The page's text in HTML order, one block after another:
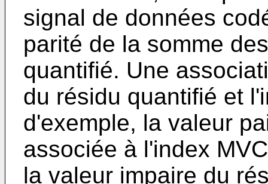
signal de données
parité de la somme
quantifié. Une
du résidu quantifié et
d'exemple, la valeur
associée à l'index
la valeur impaire du